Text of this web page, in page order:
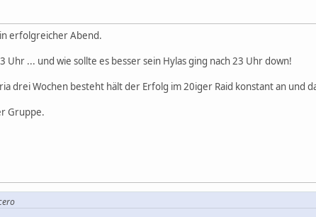
erfolgreicher Abend.
Uhr ... und wie sollte es besser sein Hylas ging nach 23 Uhr down!
drei Wochen besteht hält der Erfolg im 20iger Raid konstant an und
Gruppe.